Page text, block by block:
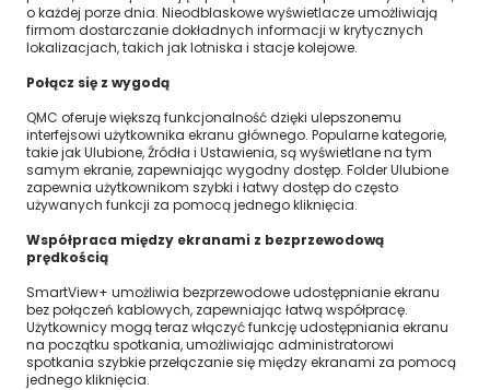
o każdej porze dnia. Nieodblaskowe wyświetlacze umożliwiają
firmom dostarczanie dokładnych informacji w krytycznych
lokalizacjach, takich jak lotniska i stacje kolejowe.
Połącz się z wygodą
QMC oferuje większą funkcjonalność dzięki ulepszonemu
interfejsowi użytkownika ekranu głównego. Popularne kategorie,
takie jak Ulubione, Źródła i Ustawienia, są wyświetlane na tym
samym ekranie, zapewniając wygodny dostęp. Folder Ulubione
zapewnia użytkownikom szybki i łatwy dostęp do często
używanych funkcji za pomocą jednego kliknięcia.
Współpraca między ekranami z bezprzewodową
prędkością
SmartView+ umożliwia bezprzewodowe udostępnianie ekranu
bez połączeń kablowych, zapewniając łatwą współpracę.
Użytkownicy mogą teraz włączyć funkcję udostępniania ekranu
na początku spotkania, umożliwiając administratorowi
spotkania szybkie przełączanie się między ekranami za pomocą
jednego kliknięcia.